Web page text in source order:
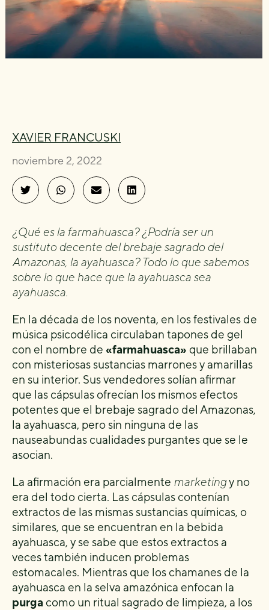
XAVIER FRANCUSKI
noviembre 2, 2022
¿Qué es la farmahuasca? ¿Podría ser un
sustituto decente del brebaje sagrado del
Amazonas, la ayahuasca? Todo lo que sabemos
sobre lo que hace que la ayahuasca sea
ayahuasca.
En la década de los noventa, en los festivales de
música psicodélica circulaban tapones de gel
con el nombre de «farmahuasca» que brillaban
con misteriosas sustancias marrones y amarillas
en su interior. Sus vendedores solían afirmar
que las cápsulas ofrecían los mismos efectos
potentes que el brebaje sagrado del Amazonas,
la ayahuasca, pero sin ninguna de las
nauseabundas cualidades purgantes que se le
asocian.
La afirmación era parcialmente marketingy no
era del todo cierta. Las cápsulas contenían
extractos de las mismas sustancias químicas, o
similares, que se encuentran en la bebida
ayahuasca, y se sabe que estos extractos a
veces también inducen problemas
estomacales. Mientras que los chamanes de la
ayahuasca en la selva amazónica enfocan la
purga como un ritual sagrado de limpieza, a los